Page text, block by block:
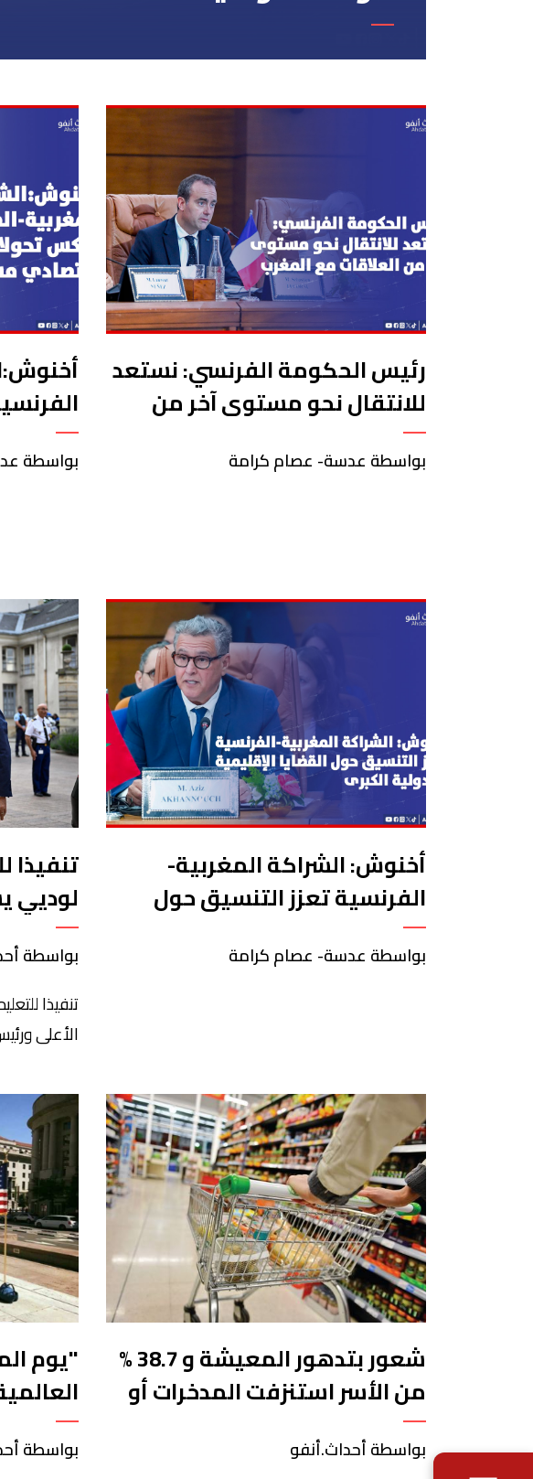
رئيس الحكومة الفرنسي: نستعد
للانتقال نحو مستوى آخر من
العلاقات مع المغرب
بواسطة عدسة- عصام كرامة
منطق
بواسطة
أخنوش: الشراكة المغربية-
الفرنسية تعزز التنسيق حول
القضايا الإقليمية والدولية
الكبرى
بواسطة عدسة- عصام كرامة
تنفيذا
لوديي
الفرنسية
بواسطة
تنفيذا
الأعلى
المنتدب
الوطني،
المسلحة
الخميس
وزيرة
الفرنسية،
شعور بتدهور المعيشة و 38.7 %
من الأسر استنزفت المدخرات أو
لجأت للاقتراض
بواسطة أحداث.أنفو
"يوم
لتعزيز
بواسطة